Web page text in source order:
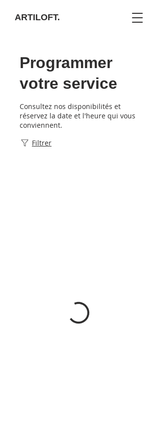
ARTILOFT.
Programmer
votre service
Consultez nos disponibilités et
réservez la date et l'heure qui vous
conviennent.
Filtrer